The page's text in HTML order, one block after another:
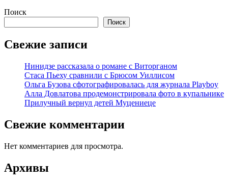
Поиск
Поиск
Свежие записи
Нинидзе рассказала о романе с Виторганом
Стаса Пьеху сравнили с Брюсом Уиллисом
Ольга Бузова сфотографировалась для журнала Playboy
Алла Довлатова продемонстрировала фото в купальнике
Прилучный вернул детей Муцениеце
Свежие комментарии
Нет комментариев для просмотра.
Архивы